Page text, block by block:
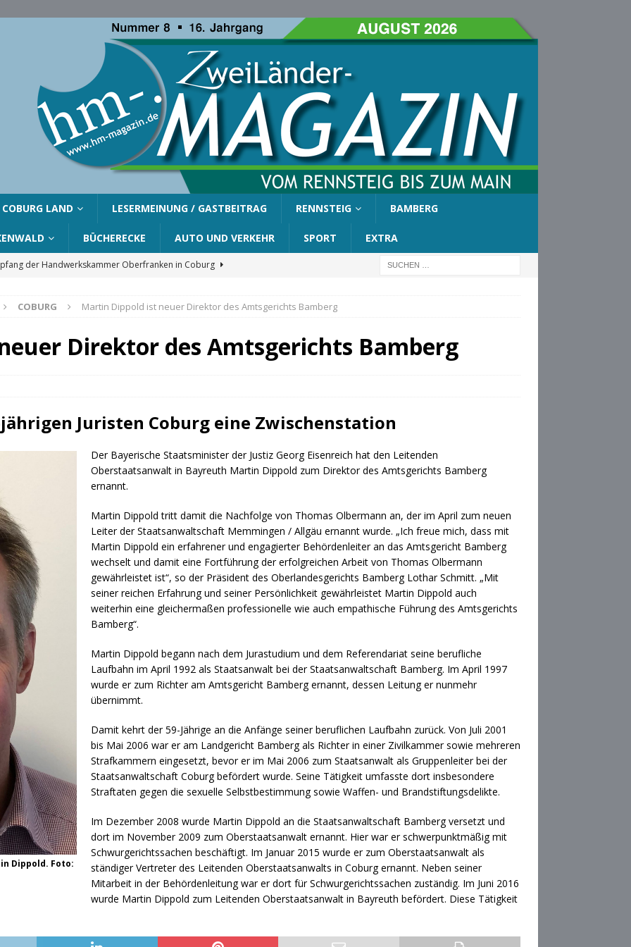
COBURG LAND LESERMEINUNG / GASTBEITRAG RENNSTEIG BAMBERG
BÜCHERECKE AUTO UND VERKEHR SPORT EXTRA
der Handwerkskammer Oberfranken in Coburg
Gemeinde Ahorn für Silvia Finzel
AHORN
auf der Waldbühne Heldritt
BAD RODACH
COBURG Martin Dippold ist neuer Direktor des Amtsgerichts Bamberg
Direktor des Amtsgerichts Bamberg
Juristen Coburg eine Zwischenstation
Dippold. Foto:
Der Bayerische Staatsminister der Justiz Georg Eisenreich hat den Leitenden
Oberstaatsanwalt in Bayreuth Martin Dippold zum Direktor des Amtsgerichts Bamberg
ernannt.
Martin Dippold tritt damit die Nachfolge von Thomas Olbermann an, der im April zum neuen
Leiter der Staatsanwaltschaft Memmingen / Allgäu ernannt wurde. „Ich freue mich, dass mit
Martin Dippold ein erfahrener und engagierter Behördenleiter an das Amtsgericht Bamberg
wechselt und damit eine Fortführung der erfolgreichen Arbeit von Thomas Olbermann
gewährleistet ist“, so der Präsident des Oberlandesgerichts Bamberg Lothar Schmitt. „Mit
seiner reichen Erfahrung und seiner Persönlichkeit gewährleistet Martin Dippold auch
weiterhin eine gleichermaßen professionelle wie auch empathische Führung des Amtsgerichts
Bamberg“.
Martin Dippold begann nach dem Jurastudium und dem Referendariat seine berufliche
Laufbahn im April 1992 als Staatsanwalt bei der Staatsanwaltschaft Bamberg. Im April 1997
wurde er zum Richter am Amtsgericht Bamberg ernannt, dessen Leitung er nunmehr
übernimmt.
Damit kehrt der 59-Jährige an die Anfänge seiner beruflichen Laufbahn zurück. Von Juli 2001
bis Mai 2006 war er am Landgericht Bamberg als Richter in einer Zivilkammer sowie mehreren
Strafkammern eingesetzt, bevor er im Mai 2006 zum Staatsanwalt als Gruppenleiter bei der
Staatsanwaltschaft Coburg befördert wurde. Seine Tätigkeit umfasste dort insbesondere
Straftaten gegen die sexuelle Selbstbestimmung sowie Waffen- und Brandstiftungsdelikte.
Im Dezember 2008 wurde Martin Dippold an die Staatsanwaltschaft Bamberg versetzt und
dort im November 2009 zum Oberstaatsanwalt ernannt. Hier war er schwerpunktmäßig mit
Schwurgerichtssachen beschäftigt. Im Januar 2015 wurde er zum Oberstaatsanwalt als
ständiger Vertreter des Leitenden Oberstaatsanwalts in Coburg ernannt. Neben seiner
Mitarbeit in der Behördenleitung war er dort für Schwurgerichtssachen zuständig. Im Juni 2016
wurde Martin Dippold zum Leitenden Oberstaatsanwalt in Bayreuth befördert. Diese Tätigkeit